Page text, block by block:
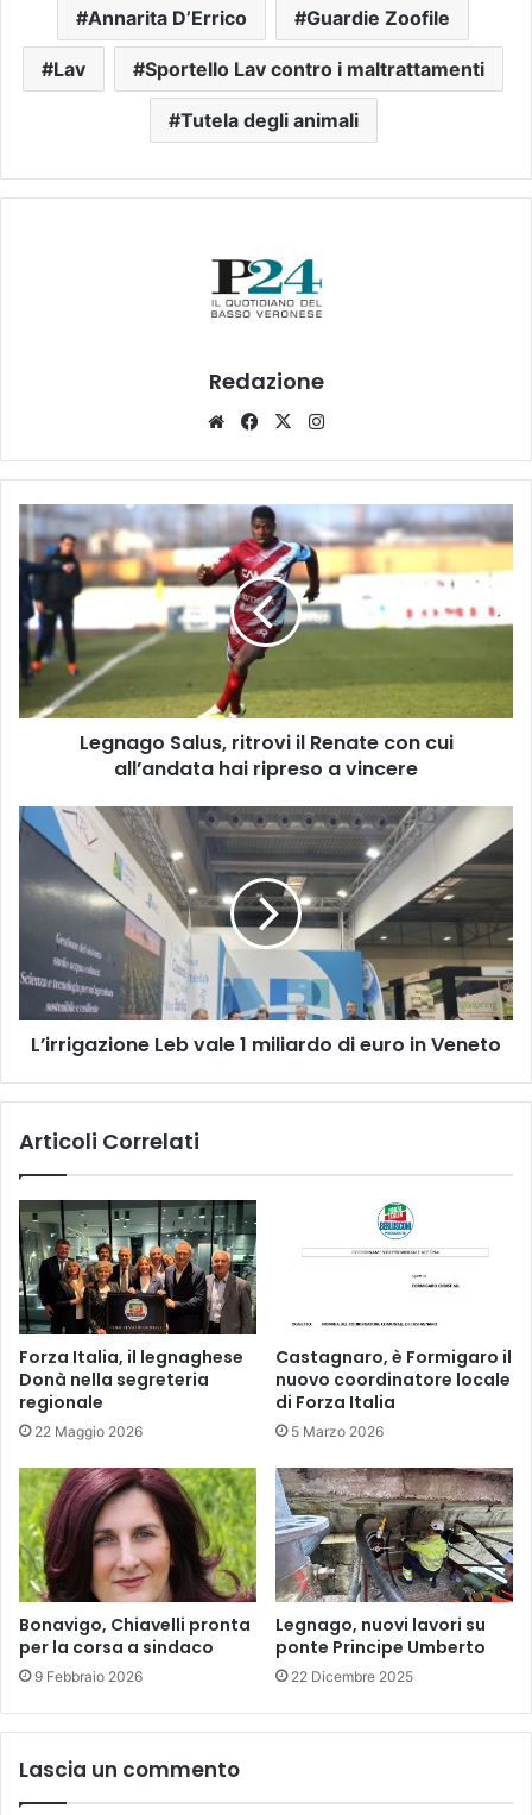
Annarita D’Errico Guardie Zoofile
Lav Sportello Lav contro i maltrattamenti
Tutela degli animali
Redazione
WebsiteFacebook
X
Legnago
Salus,
ritrovi
Renate
con
cui
all’andata
hai
Legnago Salus, ritrovi il Renate con cui
all’andata hai ripreso a vincere
L’irrigazione
Leb
miliardo
euro
Veneto
L’irrigazione Leb vale 1 miliardo di euro in Veneto
Articoli Correlati
Forza Italia, il legnaghese
Donà nella segreteria
regionale
22 Maggio 2026
Castagnaro, è Formigaro il
nuovo coordinatore locale
di Forza Italia
5 Marzo 2026
Bonavigo, Chiavelli pronta
per la corsa a sindaco
9 Febbraio 2026
Legnago, nuovi lavori su
ponte Principe Umberto
22 Dicembre 2025
Lascia un commento